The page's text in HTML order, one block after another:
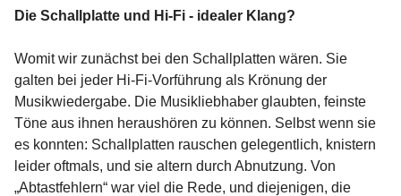
Die Schallplatte und Hi-Fi - idealer Klang?
Womit wir zunächst bei den Schallplatten wären. Sie
galten bei jeder Hi-Fi-Vorführung als Krönung der
Musikwiedergabe. Die Musikliebhaber glaubten, feinste
Töne aus ihnen heraushören zu können. Selbst wenn sie
es konnten: Schallplatten rauschen gelegentlich, knistern
leider oftmals, und sie altern durch Abnutzung. Von
„Abtastfehlern“ war viel die Rede, und diejenigen, die